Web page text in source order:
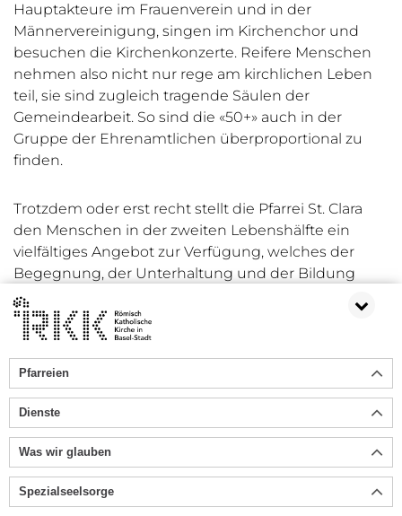
Hauptakteure im Frauenverein und in der
Männervereinigung, singen im Kirchenchor und
besuchen die Kirchenkonzerte. Reifere Menschen
nehmen also nicht nur rege am kirchlichen Leben
teil, sie sind zugleich tragende Säulen der
Gemeindearbeit. So sind die «50+» auch in der
Gruppe der Ehrenamtlichen überproportional zu
finden.
Trotzdem oder erst recht stellt die Pfarrei St. Clara
den Menschen in der zweiten Lebenshälfte ein
vielfältiges Angebot zur Verfügung, welches der
Begegnung, der Unterhaltung und der Bildung
dienen soll.
Aktuelle Angebote finden Sie in der Agenda oder im
Schriftenstand der Kirchen der Pfarrei.
Pfarreien
Dienste
Was wir glauben
Spezialseelsorge